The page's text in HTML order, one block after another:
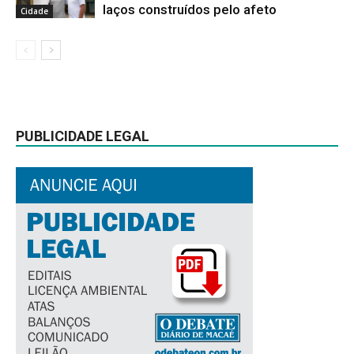
Cidade
laços construídos pelo afeto
PUBLICIDADE LEGAL